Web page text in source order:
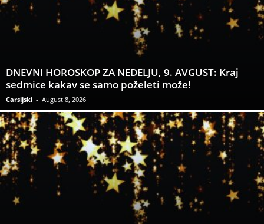
DNEVNI HOROSKOP ZA NEDELJU, 9. AVGUST: Kraj
sedmice kakav se samo poželeti može!
Carsijski - August 8, 2026